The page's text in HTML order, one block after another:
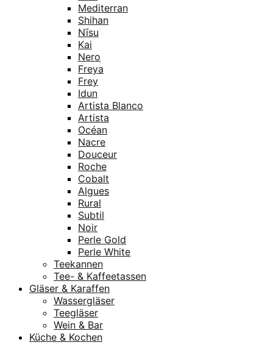
Mediterran
Shihan
Nīsu
Kai
Nero
Freya
Frey
Idun
Artista Blanco
Artista
Océan
Nacre
Douceur
Roche
Cobalt
Algues
Rural
Subtil
Noir
Perle Gold
Perle White
Teekannen
Tee- & Kaffeetassen
Gläser & Karaffen
Wassergläser
Teegläser
Wein & Bar
Küche & Kochen